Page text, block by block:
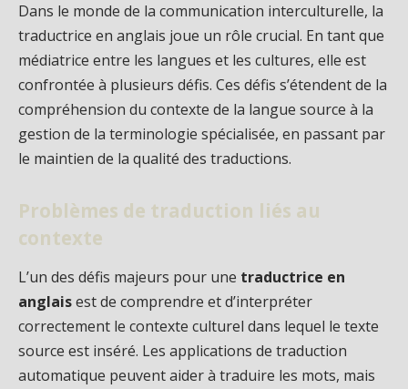
Dans le monde de la communication interculturelle, la
traductrice en anglais joue un rôle crucial. En tant que
médiatrice entre les langues et les cultures, elle est
confrontée à plusieurs défis. Ces défis s’étendent de la
compréhension du contexte de la langue source à la
gestion de la terminologie spécialisée, en passant par
le maintien de la qualité des traductions.
Problèmes de traduction liés au
contexte
L’un des défis majeurs pour une traductrice en
anglaisest de comprendre et d’interpréter
correctement le contexte culturel dans lequel le texte
source est inséré. Les applications de traduction
automatique peuvent aider à traduire les mots, mais